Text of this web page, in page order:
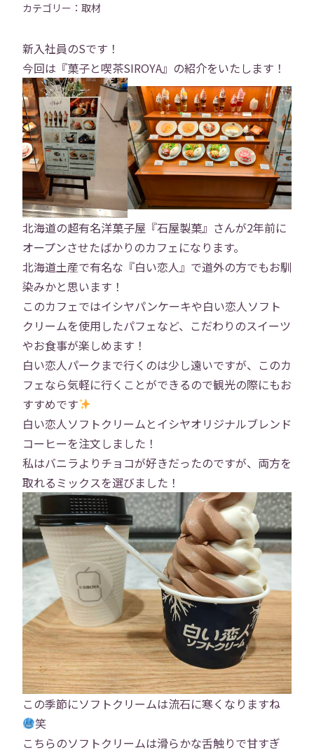
トップ
会社概要 事業内容
カテゴリー： 取材
新入社員のSです！
今回は『菓子と喫茶SIROYA』の紹介をいたします！
北海道の超有名洋菓子屋『石屋製菓』さんが2年前に
オープンさせたばかりのカフェになります。
北海道土産で有名な『白い恋人』で道外の方でもお馴
染みかと思います！
このカフェではイシヤパンケーキや白い恋人ソフト
クリームを使用したパフェなど、こだわりのスイーツ
やお食事が楽しめます！
白い恋人パークまで行くのは少し遠いですが、このカ
フェなら気軽に行くことができるので観光の際にもお
すすめです
白い恋人ソフトクリームとイシヤオリジナルブレンド
コーヒーを注文しました！
私はバニラよりチョコが好きだったのですが、両方を
取れるミックスを選びました！
この季節にソフトクリームは流石に寒くなりますね
笑
こちらのソフトクリームは滑らかな舌触りで甘すぎ